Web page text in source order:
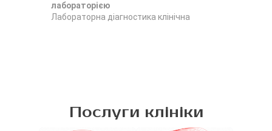
лабораторією
Лабораторна діагностика клінічна
Послуги клініки